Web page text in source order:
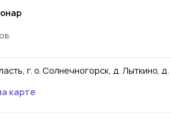
г. о. Солнечногорск, д. Лыткино, д.
карте